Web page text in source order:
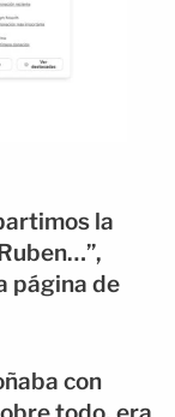
la
página de
con